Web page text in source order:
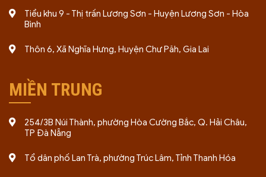
Tiểu khu 9 - Thị trấn Lương Sơn - Huyện Lương Sơn - Hòa
Bình
Thôn 6, Xã Nghĩa Hưng, Huyện Chư Păh, Gia Lai
MIỀN TRUNG
254/3B Núi Thành, phường Hòa Cường Bắc, Q. Hải Châu,
TP Đà Nẵng
Tổ dân phố Lan Trà, phường Trúc Lâm, Tỉnh Thanh Hóa